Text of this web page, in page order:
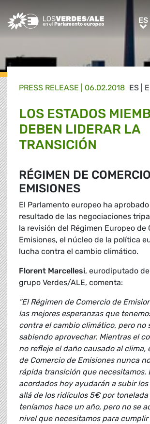
Greens/EFA Home ES
ES
PRESS RELEASE | 06.02.2018
LOS ESTADOS
DEBEN LIDERAR LA
TRANSICIÓN
RÉGIMEN DE
EMISIONES
El Parlamento europeo ha
resultado de las negociaciones
la revisión del Régimen Europeo de
Emisiones, el núcleo de la política
lucha contra el cambio climático.
Florent Marcellesi, eurodiputado de
grupo Verdes/ALE, comenta:
"El Régimen de Comercio de
las mejores esperanzas que
contra el cambio climático, pero no
sabiendo aprovechar. Mientras el
no refleje el daño causado al clima,
de Comercio de Emisiones nunca
rápida transición que necesitamos.
acordados hoy ayudarán a subir
allá de los ridículos 5€ por tonelada
teníamos hace un año, pero no se
nivel que necesitamos para